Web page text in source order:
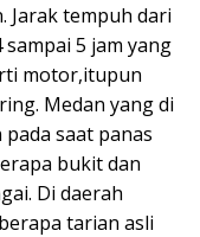
Jarak tempuh dari
5 jam yang
motor,itupun
Medan yang di
saat panas
bukit dan
Di daerah
tarian asli